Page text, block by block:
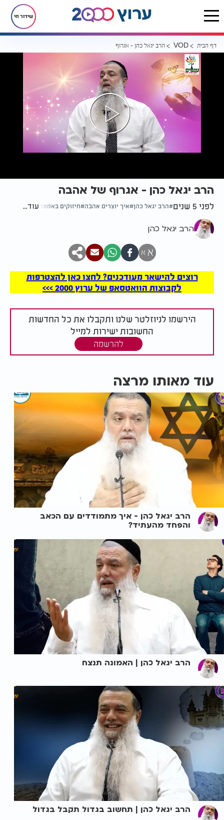
שידור חי
דף הבית VOD הרב יגאל כהן - אגרוף של אהבה
הרב יגאל כהן - אגרוף של אהבה
לפני 5 שנים הרב יגאל כהן איך יוצרים אהבה חיזוקים באמונה עוד...
הרב יגאל כהן
א א
רוצים להישאר מעודכנים? לחצו כאן להצטרפות
לקבוצות הוואטסאפ של ערוץ 2000 >>>
הירשמו לניוזלטר שלנו ותקבלו את כל החדשות
החשובות ישירות למייל
להרשמה
עוד מאותו מרצה
הרב יגאל כהן - איך מתמודדים עם הכאב
והפחד מהעתיד?
הרב יגאל כהן | האמונה תנצח
הרב יגאל כהן | תחשוב בגדול תקבל בגדול